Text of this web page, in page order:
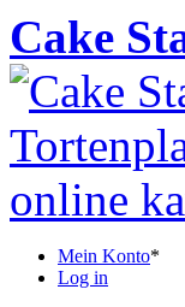
Cake
Mein Konto*
Log in